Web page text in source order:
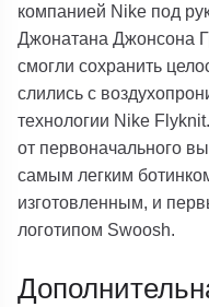
компанией Nike под
Джонатана Джонсона
смогли сохранить
слились с
технологии Nike
от первоначального
самым легким
изготовленным, и
логотипом Swoosh.